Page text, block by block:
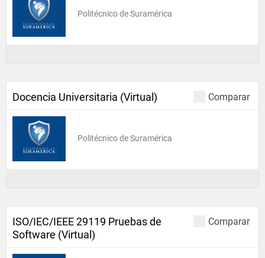
Politécnico de Suramérica
Comparar
Docencia Universitaria (Virtual)
Politécnico de Suramérica
Comparar
ISO/IEC/IEEE 29119 Pruebas de
Software (Virtual)